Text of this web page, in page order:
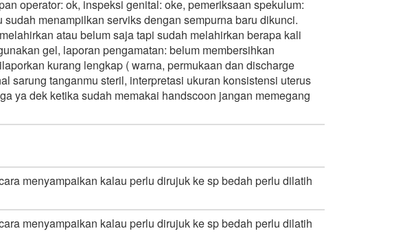
operator: ok, inspeksi genital: oke, pemeriksaan spekulum:
menampilkan serviks dengan sempurna baru dikunci.
atau belum saja tapi sudah melahirkan berapa kali
gel, laporan pengamatan: belum membersihkan
kurang lengkap ( warna, permukaan dan discharge
sarung tanganmu steril, interpretasi ukuran konsistensi uterus
ya dek ketika sudah memakai handscoon jangan memegang
menyampaikan kalau perlu dirujuk ke sp bedah perlu dilatih
menyampaikan kalau perlu dirujuk ke sp bedah perlu dilatih